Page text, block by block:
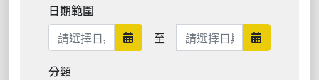
日期範圍
日期範圍開始
至 日期範圍結束 日期範圍
分類